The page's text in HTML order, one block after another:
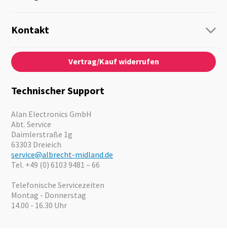
Personenführung
Audio
Notfallvorsorge
Motorrad
Angebote
Kontakt
Kontaktformular
Über Uns
News
Kataloge
Vertrag/Kauf widerrufen
Technischer Support
Alan Electronics GmbH
Abt. Service
Daimlerstraße 1g
63303 Dreieich
service@albrecht-midland.de
Tel. +49 (0) 6103 9481 – 66
Telefonische Servicezeiten
Montag - Donnerstag
14.00 - 16.30 Uhr